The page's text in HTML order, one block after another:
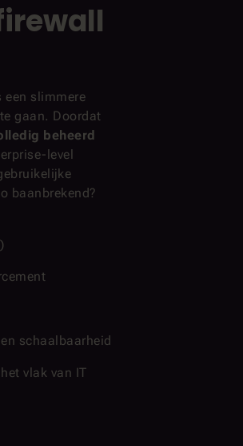
een slimmere
gaan. Doordat
beheerd
level
baanbrekend?
schaalbaarheid
vlak van IT